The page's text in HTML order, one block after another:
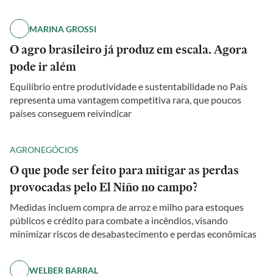
MARINA GROSSI
O agro brasileiro já produz em escala. Agora
pode ir além
Equilíbrio entre produtividade e sustentabilidade no País
representa uma vantagem competitiva rara, que poucos
países conseguem reivindicar
AGRONEGÓCIOS
O que pode ser feito para mitigar as perdas
provocadas pelo El Niño no campo?
Medidas incluem compra de arroz e milho para estoques
públicos e crédito para combate a incêndios, visando
minimizar riscos de desabastecimento e perdas econômicas
WELBER BARRAL